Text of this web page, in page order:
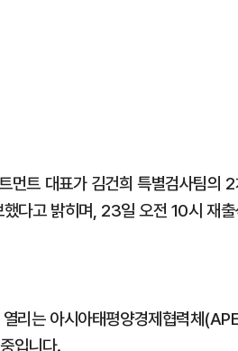
먼트 대표가 김건희 특별검사팀의
다고 밝히며, 23일 오전 10시 재
리는 아시아태평양경제협력체
입니다.